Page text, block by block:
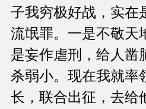
子我穷极好战，实在
流氓罪。一是不敬天
是妄作虐刑，给人凿
杀弱小。现在我就率
长，联合出征，去给